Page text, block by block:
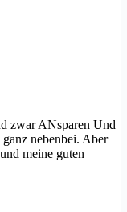
zwar ANsparen Und
nebenbei. Aber
meine guten